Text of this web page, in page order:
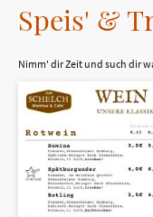
Speis' &
Nimm' dir Zeit und such dir